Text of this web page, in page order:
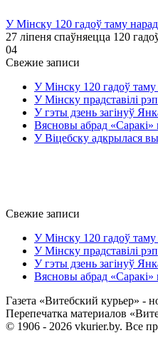
У Мінску 120 гадоў таму
27 ліпеня спаўняецца 120
04
Свежие записи
У Мінску 120 гадоў
У Мінску прадставілі
У гэты дзень загінуў
Вясновы абрад «Саракі»
У Віцебску адкрылася
Свежие записи
У Мінску 120 гадоў
У Мінску прадставілі
У гэты дзень загінуў
Вясновы абрад «Саракі»
Газета «Витебский курьер» -
Перепечатка материалов
© 1906 - 2026 vkurier.by. Все